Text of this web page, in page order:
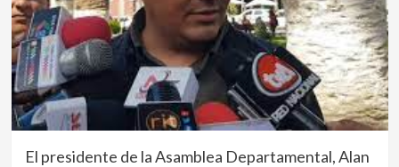
El presidente de la Asamblea Departamental, Alan